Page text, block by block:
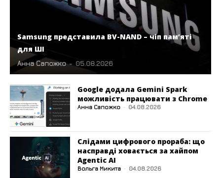
Samsung представила BV-NAND – чіп пам’яті
для ШІ
Анна Сапожко - 05.08.2026
Google додала Gemini Spark
можливість працювати з Chrome
Анна Сапожко - 04.08.2026
Слідами цифрового прораба: що
насправді ховається за хайпом
Agentic AI
Вольга Микита - 04.08.2026